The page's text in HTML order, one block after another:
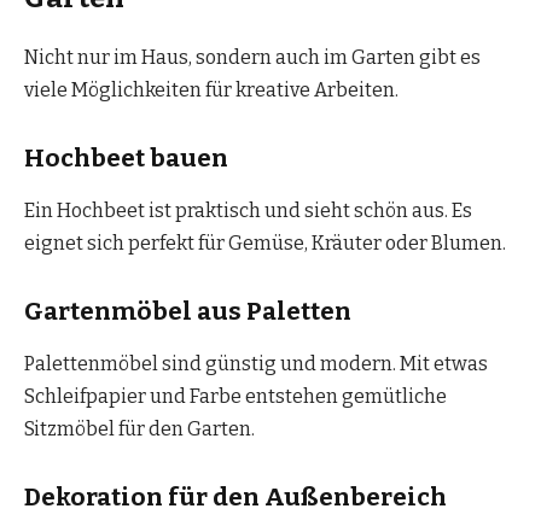
Nicht nur im Haus, sondern auch im Garten gibt es
viele Möglichkeiten für kreative Arbeiten.
Hochbeet bauen
Ein Hochbeet ist praktisch und sieht schön aus. Es
eignet sich perfekt für Gemüse, Kräuter oder Blumen.
Gartenmöbel aus Paletten
Palettenmöbel sind günstig und modern. Mit etwas
Schleifpapier und Farbe entstehen gemütliche
Sitzmöbel für den Garten.
Dekoration für den Außenbereich